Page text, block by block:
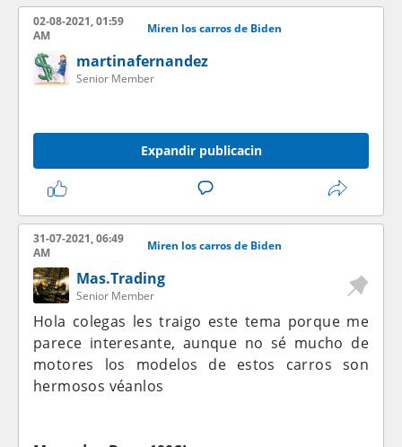
02-08-2021, 01:59
AM
Miren los carros de Biden
martinafernandez
Senior Member
Expandir publicacin
31-07-2021, 06:49
AM
Miren los carros de Biden
Mas.Trading
Senior Member
Hola colegas les traigo este tema porque me
parece interesante, aunque no sé mucho de
motores los modelos de estos carros son
hermosos véanlos